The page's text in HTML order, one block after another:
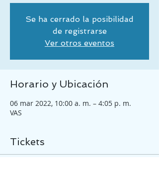
Se ha cerrado la posibilidad
de registrarse
Ver otros eventos
Horario y Ubicación
06 mar 2022, 10:00 a. m. – 4:05 p. m.
VAS
Tickets